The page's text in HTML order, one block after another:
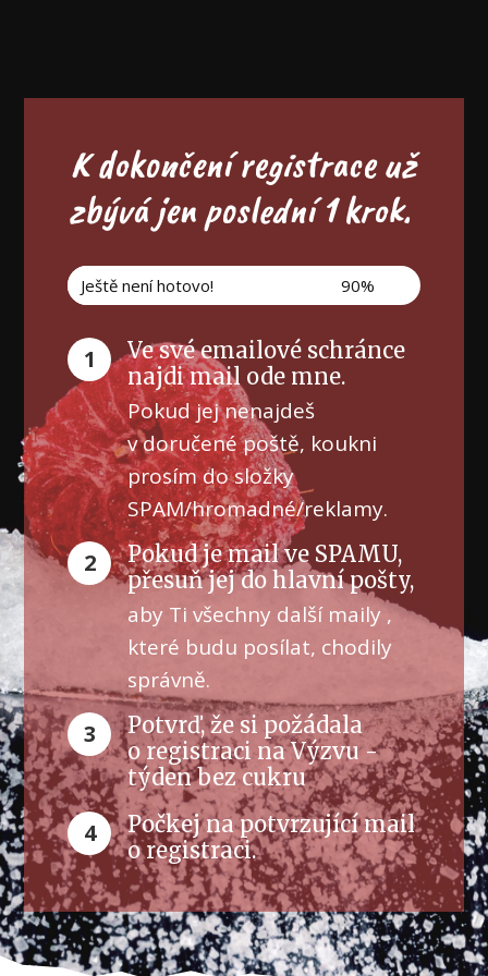
K dokončení registrace už
zbývá jen poslední 1 krok.
Ještě není hotovo! 90%
1
Ve své emailové schránce
najdi mail ode mne.
Pokud jej nenajdeš
v doručené poště, koukni
prosím do složky
SPAM/hromadné/reklamy.
2
Pokud je mail ve SPAMU,
přesuň jej do hlavní pošty,
aby Ti všechny další maily ,
které budu posílat, chodily
správně.
3
Potvrď, že si požádala
o registraci na Výzvu -
týden bez cukru
4
Počkej na potvrzující mail
o registraci.